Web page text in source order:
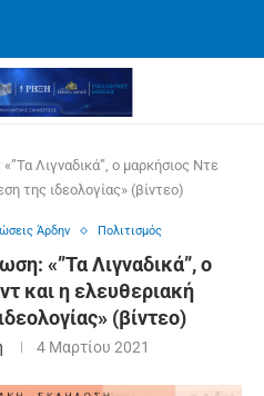
Λιγναδικά”, ο μαρκήσιος Ντε
της ιδεολογίας» (βίντεο)
Άρδην Πολιτισμός
«”Τα Λιγναδικά”, ο
και η ελευθεριακή
(βίντεο)
4 Μαρτίου 2021